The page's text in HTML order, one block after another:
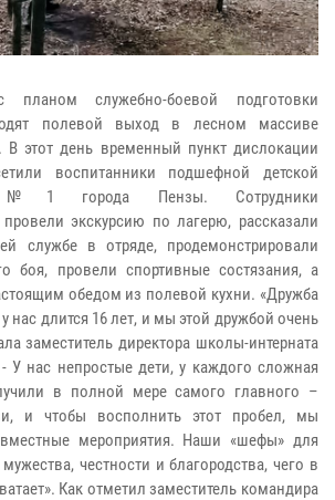
планом служебно-боевой подготовки
полевой выход в лесном массиве
этот день временный пункт дислокации
воспитанники подшефной детской
№1 города Пензы. Сотрудники
экскурсию по лагерю, рассказали
службе в отряде, продемонстрировали
боя, провели спортивные состязания, а
обедом из полевой кухни. «Дружба
длится 16 лет, и мы этой дружбой очень
заместитель директора школы-интерната
У нас непростые дети, у каждого сложная
в полной мере самого главного –
и чтобы восполнить этот пробел, мы
мероприятия. Наши «шефы» для
честности и благородства, чего в
Как отметил заместитель командира